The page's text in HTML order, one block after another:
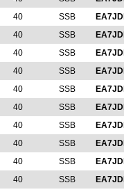
40 SSB EA7JDI
40 SSB EA7JDI
40 SSB EA7JDI
40 SSB EA7JDI
40 SSB EA7JDI
40 SSB EA7JDI
40 SSB EA7JDI
40 SSB EA7JDI
40 SSB EA7JDI
40 SSB EA7JDI